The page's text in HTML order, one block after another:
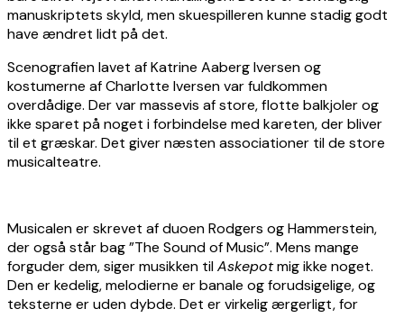
manuskriptets skyld, men skuespilleren kunne stadig godt
have ændret lidt på det.
Scenografien lavet af Katrine Aaberg Iversen og
kostumerne af Charlotte Iversen var fuldkommen
overdådige. Der var massevis af store, flotte balkjoler og
ikke sparet på noget i forbindelse med kareten, der bliver
til et græskar. Det giver næsten associationer til de store
musicalteatre.
Musicalen er skrevet af duoen Rodgers og Hammerstein,
der også står bag ”The Sound of Music”. Mens mange
forguder dem, siger musikken tilAskepotmig ikke noget.
Den er kedelig, melodierne er banale og forudsigelige, og
teksterne er uden dybde. Det er virkelig ærgerligt, for